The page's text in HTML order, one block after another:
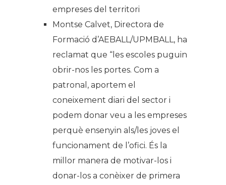
empreses del territori
Montse Calvet, Directora de
Formació d’AEBALL/UPMBALL, ha
reclamat que “les escoles puguin
obrir-nos les portes. Com a
patronal, aportem el
coneixement diari del sector i
podem donar veu a les empreses
perquè ensenyin als/les joves el
funcionament de l’ofici. És la
millor manera de motivar-los i
donar-los a conèixer de primera